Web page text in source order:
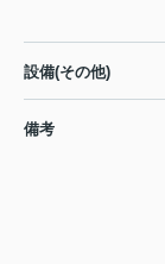
設備(その他)
備考